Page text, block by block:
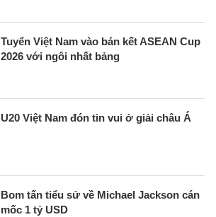
Tuyển Việt Nam vào bán kết ASEAN Cup
2026 với ngôi nhất bảng
U20 Việt Nam đón tin vui ở giải châu Á
Bom tấn tiểu sử về Michael Jackson cán
mốc 1 tỷ USD